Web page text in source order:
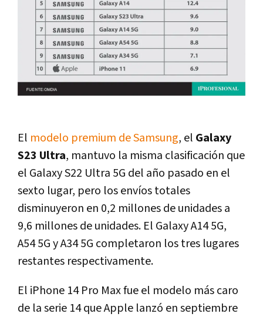
El modelo premium de Samsung, el Galaxy
S23 Ultra, mantuvo la misma clasificación que
el Galaxy S22 Ultra 5G del año pasado en el
sexto lugar, pero los envíos totales
disminuyeron en 0,2 millones de unidades a
9,6 millones de unidades. El Galaxy A14 5G,
A54 5G y A34 5G completaron los tres lugares
restantes respectivamente.
El iPhone 14 Pro Max fue el modelo más caro
de la serie 14 que Apple lanzó en septiembre